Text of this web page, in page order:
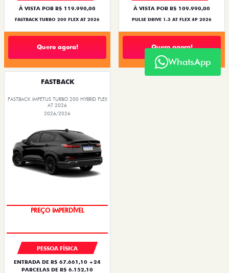
À VISTA POR R$ 119.990,00
FASTBACK TURBO 200 FLEX AT 2026
Quero agora!
À VISTA POR R$ 109.990,00
PULSE DRIVE 1.3 AT FLEX 4P 2026
Quero agora!
FASTBACK
FASTBACK IMPETUS TURBO 200 HYBRID FLEX
AT 2026
2026/2026
PREÇO IMPERDÍVEL
PESSOA FÍSICA
ENTRADA DE R$ 67.661,10 +24
PARCELAS DE R$ 6.152,10
WhatsApp